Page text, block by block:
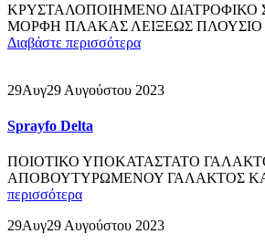
ΚΡΥΣΤΑΛΟΠΟΙΗΜΕΝΟ
ΜΟΡΦΗ ΠΛΑΚΑΣ ΛΕΙΞΕΩΣ ΠΛΟΥΣΙΟ
Διαβάστε περισσότερα
29Αυγ29 Αυγούστου 2023
Sprayfo Delta
ΠΟΙΟΤΙΚΟ ΥΠΟΚΑΤΑΣΤΑΤΟ
ΑΠΟΒΟΥΤΥΡΩΜΕΝΟΥ ΓΑΛΑΚΤΟΣ ΚΑΙ
περισσότερα
29Αυγ29 Αυγούστου 2023